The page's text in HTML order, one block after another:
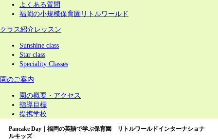
よくある質問
福岡の小規模保育園リトルワールド
クラス紹介レッスン
Sunshine class
Star class
Speciality Classes
園のご案内
園の概要・アクセス
指導目標
提携学校
Pancake Day｜福岡の英語で学ぶ保育園 リトルワールドインターナショナ
ルキッズ